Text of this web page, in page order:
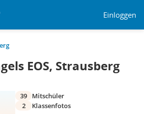
Einloggen
EOS, Strausberg
39
Mitschüler
2
Klassenfotos